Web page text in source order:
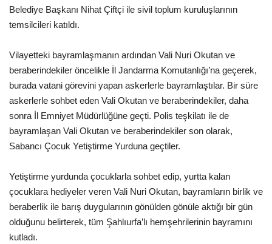
Siyaset
Yaşam
Künye
Sağlık
İletişim
Kültür Sanat
Belediye Başkanı Nihat Çiftçi ile sivil toplum kuruluşlarının
temsilcileri katıldı.
Vilayetteki bayramlaşmanın ardından Vali Nuri Okutan ve
beraberindekiler öncelikle İl Jandarma Komutanlığı’na geçerek,
burada vatani görevini yapan askerlerle bayramlaştılar. Bir süre
askerlerle sohbet eden Vali Okutan ve beraberindekiler, daha
sonra İl Emniyet Müdürlüğüne geçti. Polis teşkilatı ile de
bayramlaşan Vali Okutan ve beraberindekiler son olarak,
Sabancı Çocuk Yetiştirme Yurduna geçtiler.
Yetiştirme yurdunda çocuklarla sohbet edip, yurtta kalan
çocuklara hediyeler veren Vali Nuri Okutan, bayramların birlik ve
beraberlik ile barış duygularının gönülden gönüle aktığı bir gün
olduğunu belirterek, tüm Şahlıurfa’lı hemşehrilerinin bayramını
kutladı.